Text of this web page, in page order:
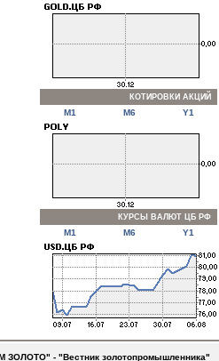
КОТИРОВКИ АКЦИЙ
M1 M6 Y1
КУРСЫ ВАЛЮТ ЦБ РФ
M1 M6 Y1
ЗОЛОТО" - "Вестник золотопромышленника"